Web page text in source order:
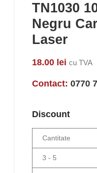
TN1030
Negru
Laser
18.00 lei cu TVA
Contact: 0770
Discount
Cantitate
3 - 5